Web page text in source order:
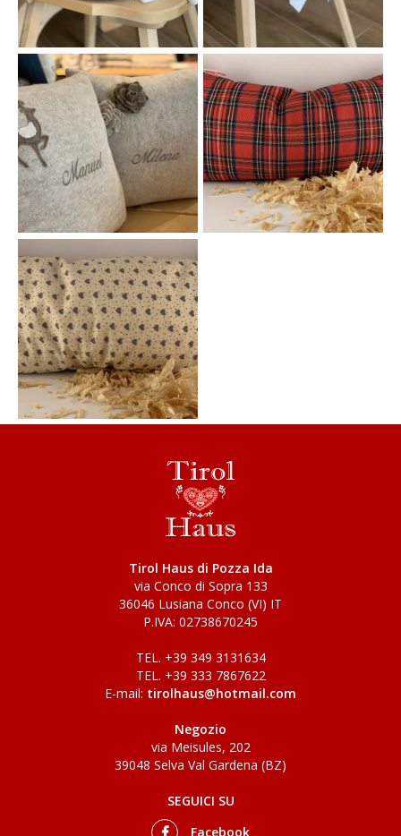
Tirol Haus di Pozza Ida
via Conco di Sopra 133
36046 Lusiana Conco (VI) IT
P.IVA: 02738670245
TEL. +39 349 3131634
TEL. +39 333 7867622
E-mail: tirolhaus@hotmail.com
Negozio
via Meisules, 202
39048 Selva Val Gardena (BZ)
SEGUICI SU
Facebook